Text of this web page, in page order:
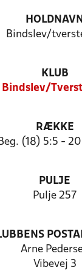
HOLDNAVN
Bindslev/
KLUB
Bindslev/
RÆKKE
(18) 5:5 -
PULJE
Pulje 257
Arne
Vibevej 3